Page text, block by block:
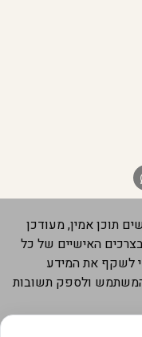
תוכן אמין, מעודכן
האישיים של כל
לשקף את המידע
המשתמש ולספק תשובות
על מקורות מהימנים,